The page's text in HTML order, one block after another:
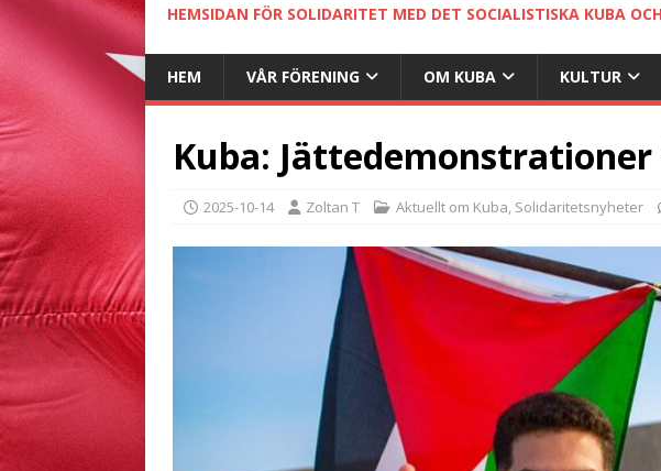
HEMSIDAN FÖR SOLIDARITET MED DET SOCIALISTISKA KUBA
HEM VÅR FÖRENING OM KUBA KULTUR
Kuba:
2025-10-14 Zoltan T Aktuellt om Kuba, Solidaritetsnyheter